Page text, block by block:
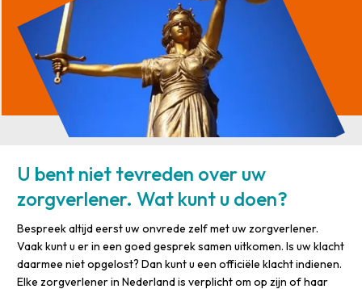
U bent niet tevreden over uw
zorgverlener. Wat kunt u doen?
Bespreek altijd eerst uw onvrede zelf met uw zorgverlener.
Vaak kunt u er in een goed gesprek samen uitkomen. Is uw klacht
daarmee niet opgelost? Dan kunt u een officiële klacht indienen.
Elke zorgverlener in Nederland is verplicht om op zijn of haar